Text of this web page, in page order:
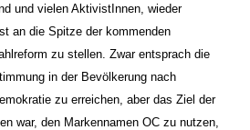
und vielen AktivistInnen, wieder
an die Spitze der kommenden
zu stellen. Zwar entsprach die
in der Bevölkerung nach
zu erreichen, aber das Ziel der
war, den Markennamen OC zu nutzen,